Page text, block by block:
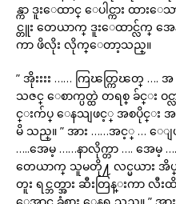
န္ကာ ဒူးေထာင္ ေပါင္ကား ထာ
င္တူး တေယာက္ ဒူးေထာင္လ်က္
ကာ ဖိလိုး လိုက္ေတာ့သည္။
” အိုးးးး …… ကြၽတ္ကြၽတ္ ….
သဇင္ ေစာက္ပတ္ထဲ တရစ္ ခ်င္း
င္းက်ပ္ ေနသျဖင့္ အစပိုင္း
မိ သည္။ ” အား ……အင့္ … ေျ
…..အေမ့ ……နာလိုက္တာ …. အေမ့
တေယာက္ သူမတို႔ လင္မယား
တူး ရင္ဘတ္အား ဆီးတြန္းကာ လီ